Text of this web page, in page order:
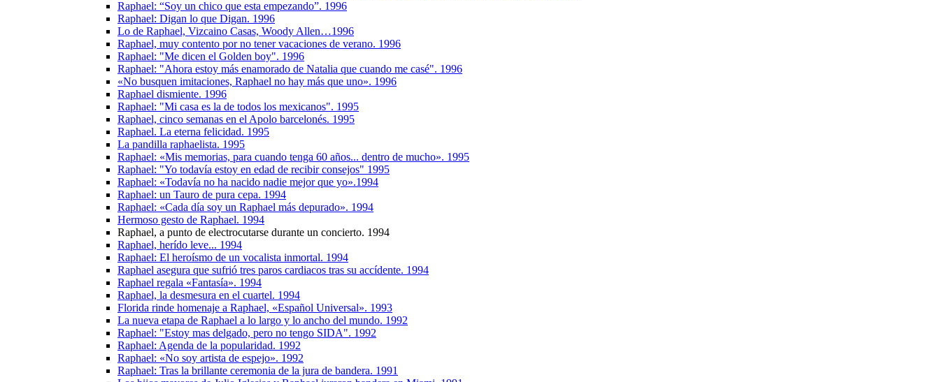
Raphael: “Soy un chico que esta empezando”. 1996
Raphael: Digan lo que Digan. 1996
Lo de Raphael, Vizcaino Casas, Woody Allen…1996
Raphael, muy contento por no tener vacaciones de verano. 1996
Raphael: "Me dicen el Golden boy". 1996
Raphael: "Ahora estoy más enamorado de Natalia que cuando me casé". 1996
«No busquen imitaciones, Raphael no hay más que uno». 1996
Raphael dismiente. 1996
Raphael: "Mi casa es la de todos los mexicanos". 1995
Raphael, cinco semanas en el Apolo barcelonés. 1995
Raphael. La eterna felicidad. 1995
La pandilla raphaelista. 1995
Raphael: «Mis memorias, para cuando tenga 60 años... dentro de mucho». 1995
Raphael: "Yo todavía estoy en edad de recibir consejos" 1995
Raphael: «Todavía no ha nacido nadie mejor que yo».1994
Raphael: un Tauro de pura cepa. 1994
Raphael: «Cada día soy un Raphael más depurado». 1994
Hermoso gesto de Raphael. 1994
Raphael, a punto de electrocutarse durante un concierto. 1994
Raphael, herído leve... 1994
Raphael: El heroísmo de un vocalista inmortal. 1994
Raphael asegura que sufrió tres paros cardiacos tras su accídente. 1994
Raphael regala «Fantasía». 1994
Raphael, la desmesura en el cuartel. 1994
Florida rinde homenaje a Raphael, «Español Universal». 1993
La nueva etapa de Raphael a lo largo y lo ancho del mundo. 1992
Raphael: "Estoy mas delgado, pero no tengo SIDA". 1992
Raphael: Agenda de la popularidad. 1992
Raphael: «No soy artista de espejo». 1992
Raphael: Tras la brillante ceremonia de la jura de bandera. 1991